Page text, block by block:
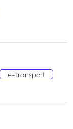
e-transport